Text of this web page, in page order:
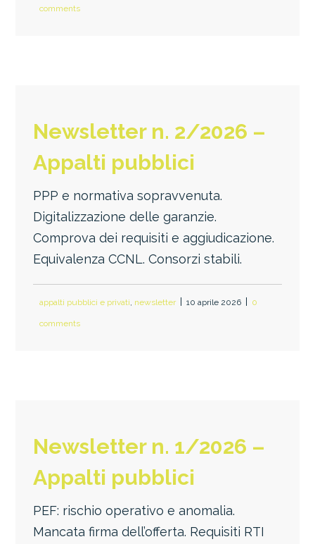
comments
Newsletter n. 2/2026 –
Appalti pubblici
PPP e normativa sopravvenuta.
Digitalizzazione delle garanzie.
Comprova dei requisiti e aggiudicazione.
Equivalenza CCNL. Consorzi stabili.
appalti pubblici e privati, newsletter 10 aprile 2026 0
comments
Newsletter n. 1/2026 –
Appalti pubblici
PEF: rischio operativo e anomalia.
Mancata firma dell’offerta. Requisiti RTI